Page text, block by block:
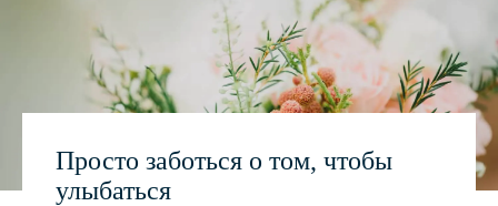
Просто заботься о том, чтобы
улыбаться